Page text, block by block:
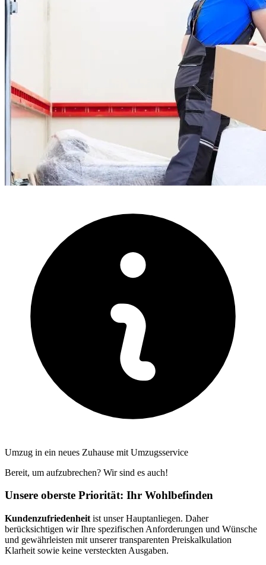
Umzug in ein neues Zuhause mit Umzugsservice
Bereit, um aufzubrechen? Wir sind es auch!
Unsere oberste Priorität: Ihr Wohlbefinden
Kundenzufriedenheit ist unser Hauptanliegen. Daher
berücksichtigen wir Ihre spezifischen Anforderungen und Wünsche
und gewährleisten mit unserer transparenten Preiskalkulation
Klarheit sowie keine versteckten Ausgaben.